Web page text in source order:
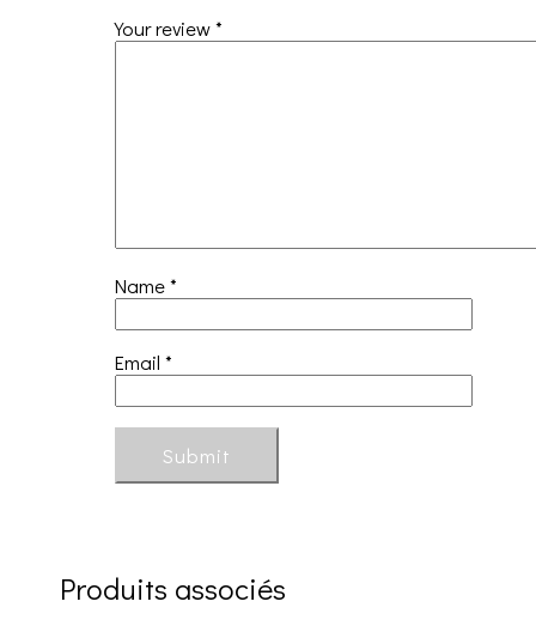
Your review*
Name*
Email*
Produits associés